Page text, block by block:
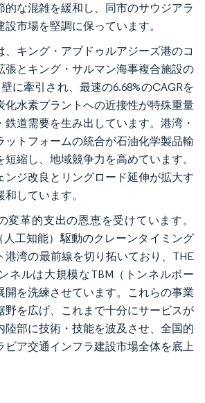
的な混雑を緩和し、同市のサウジアラ
市場を堅調に保っています。
、キング・アブドゥルアジーズ港のコ
張とキング・サルマン海事複合施設の
に牽引され、最速の6.68%のCAGRを
化水素プラントへの近接性が特殊重量
道需要を生み出しています。港湾・
ットフォームの統合が石油化学製品輸
縮し、地域競争力を高めています。
ンジ改良とリングロード延伸が拡大す
しています。
変革的支出の恩恵を受けています。
人工知能）駆動のクレーンタイミング
港湾の最前線を切り拓いており、THE
ネルは大規模なTBM（トンネルボー
開を洗練させています。これらの事業
野を広げ、これまで十分にサービスが
陸部に技術・技能を波及させ、全国的
ビア交通インフラ建設市場全体を底上